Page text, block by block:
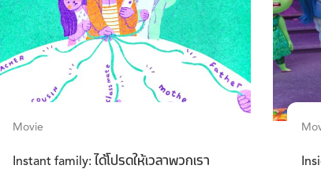
Movie
Instant family: ได้โปรดให้เวลาพวกเรา